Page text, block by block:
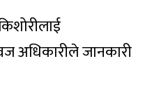
अधिकारीले जानकारी